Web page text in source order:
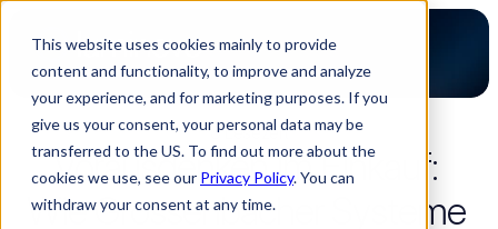
This website uses cookies mainly to provide
content and functionality, to improve and analyze
your experience, and for marketing purposes. If you
give us your consent, your personal data may be
transferred to the US. To find out more about the
cookies we use, see our Privacy Policy. You can
withdraw your consent at any time.
3 Lesezeit
Vorausdenken im Einkauf:
Wie Grossenbacher Systeme